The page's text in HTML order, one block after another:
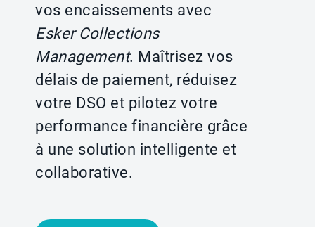
vos encaissements avec
Esker Collections
Management. Maîtrisez vos
délais de paiement, réduisez
votre DSO et pilotez votre
performance financière grâce
à une solution intelligente et
collaborative.